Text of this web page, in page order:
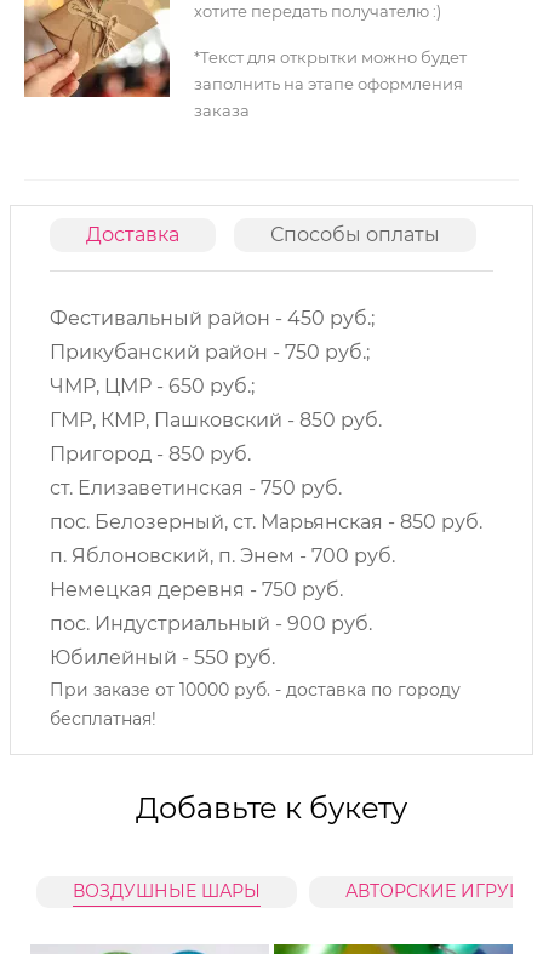
хотите передать получателю :)
*Текст для открытки можно будет
заполнить на этапе оформления
заказа
Доставка Способы оплаты
Фестивальный район - 450 руб.;
Прикубанский район - 750 руб.;
ЧМР, ЦМР - 650 руб.;
ГМР, КМР, Пашковский - 850 руб.
Пригород - 850 руб.
ст. Елизаветинская - 750 руб.
пос. Белозерный, ст. Марьянская - 850 руб.
п. Яблоновский, п. Энем - 700 руб.
Немецкая деревня - 750 руб.
пос. Индустриальный - 900 руб.
Юбилейный - 550 руб.
При заказе от 10000 руб. - доставка по городу
бесплатная!
Добавьте к букету
ВОЗДУШНЫЕ ШАРЫ АВТОРСКИЕ